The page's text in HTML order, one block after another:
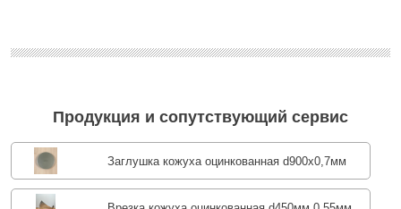
Продукция и сопутствующий сервис
Заглушка кожуха оцинкованная d900х0,7мм